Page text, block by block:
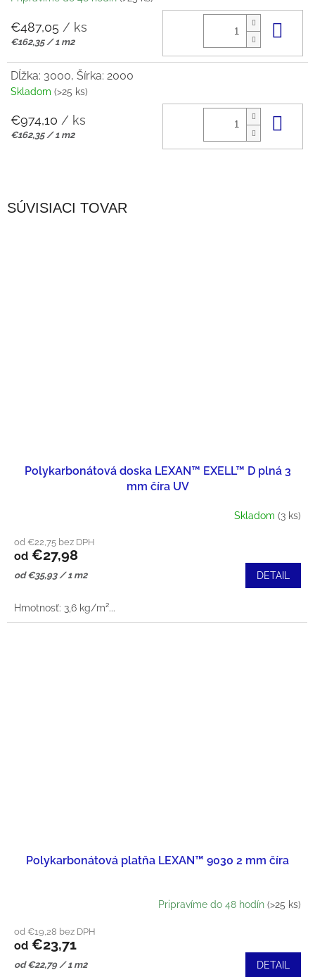
SÚVISIACI TOVAR
Polykarbonátová doska LEXAN™ EXELL™ D plná 3
mm číra UV
Skladom (3 ks)
od €22,75 bez DPH
od €27,98
Jednotková
od €35,93 / 1 m2 DETAIL
Hmotnosť: 3,6 kg/m²...
Polykarbonátová platňa LEXAN™ 9030 2 mm číra
Pripravíme do 48 hodín (>25 ks)
od €19,28 bez DPH
od €23,71
Jednotková
od €22,79 / 1 m2 DETAIL
€487,05 / ks
Jednotková
€162,35 / 1 m2
Dĺžka: 3000, Šírka: 2000
Skladom (>25 ks)
€974,10 / ks
Jednotková
€162,35 / 1 m2